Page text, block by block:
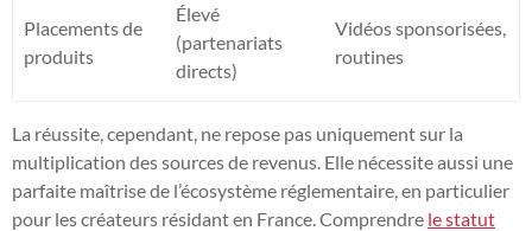
Placements de
produits
Élevé
(partenariats
directs)
Vidéos sponsorisées,
routines
La réussite, cependant, ne repose pas uniquement sur la
multiplication des sources de revenus. Elle nécessite aussi une
parfaite maîtrise de l’écosystème réglementaire, en particulier
pour les créateurs résidant en France. Comprendre le statut